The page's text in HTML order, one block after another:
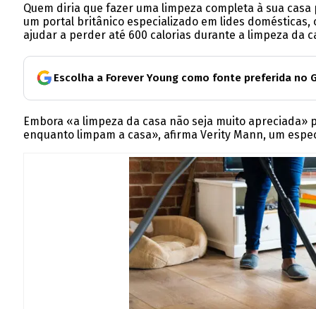
Quem diria que fazer uma limpeza completa à sua
um portal britânico especializado em lides
ajudar a perder até 600 calorias durante a limpeza da
Escolha a Forever Young como fonte preferida no
Embora «a limpeza da casa não seja muito
enquanto limpam a casa», afirma Verity Mann, um